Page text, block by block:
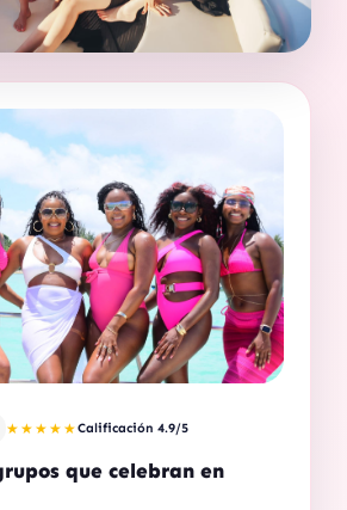
★★★★★Calificación 4.9/5
que celebran en